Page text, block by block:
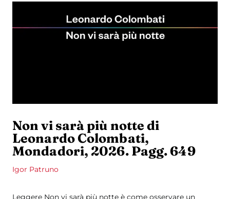
Non vi sarà più notte di
Leonardo Colombati,
Mondadori, 2026. Pagg. 649
Igor Patruno
Leggere Non vi sarà più notte è come osservare un